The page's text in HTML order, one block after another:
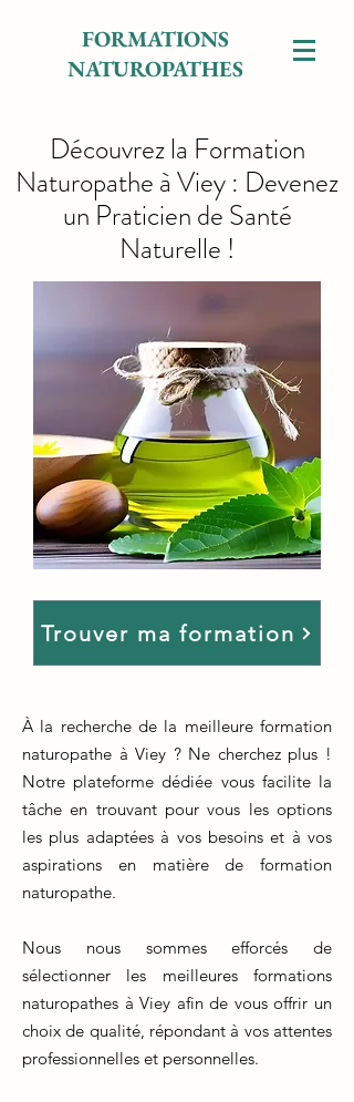
FORMATIONS
NATUROPATHES
Découvrez la Formation
Naturopathe à Viey : Devenez
un Praticien de Santé
Naturelle !
Trouver ma formation
À la recherche de la meilleure formation
naturopathe à Viey ? Ne cherchez plus !
Notre plateforme dédiée vous facilite la
tâche en trouvant pour vous les options
les plus adaptées à vos besoins et à vos
aspirations en matière de formation
naturopathe.
Nous nous sommes efforcés de
sélectionner les meilleures formations
naturopathes à Viey afin de vous offrir un
choix de qualité, répondant à vos attentes
professionnelles et personnelles.